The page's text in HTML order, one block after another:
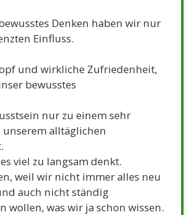
Denken haben wir nur
Einfluss.
und wirkliche Zufriedenheit,
bewusstes
nur zu einem sehr
alltäglichen
viel zu langsam denkt.
weil wir nicht immer alles neu
auch nicht ständig
wollen, was wir ja schon wissen.